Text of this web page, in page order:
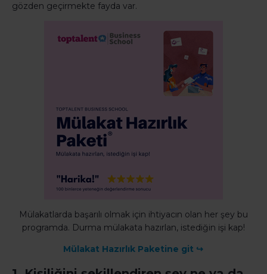
gözden geçirmekte fayda var.
Mülakatlarda başarılı olmak için ihtiyacın olan her şey bu
programda. Durma mülakata hazırlan, istediğin işi kap!
Mülakat Hazırlık Paketine git ↪